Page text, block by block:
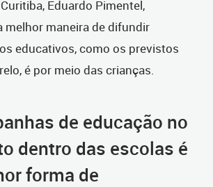
Eduardo Pimentel,
melhor maneira de difundir
educativos, como os previstos
é por meio das crianças.
de educação no
dentro das escolas é
forma de